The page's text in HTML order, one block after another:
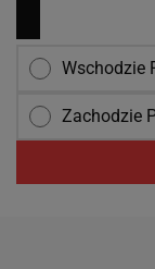
Wschodzie
Zachodzie